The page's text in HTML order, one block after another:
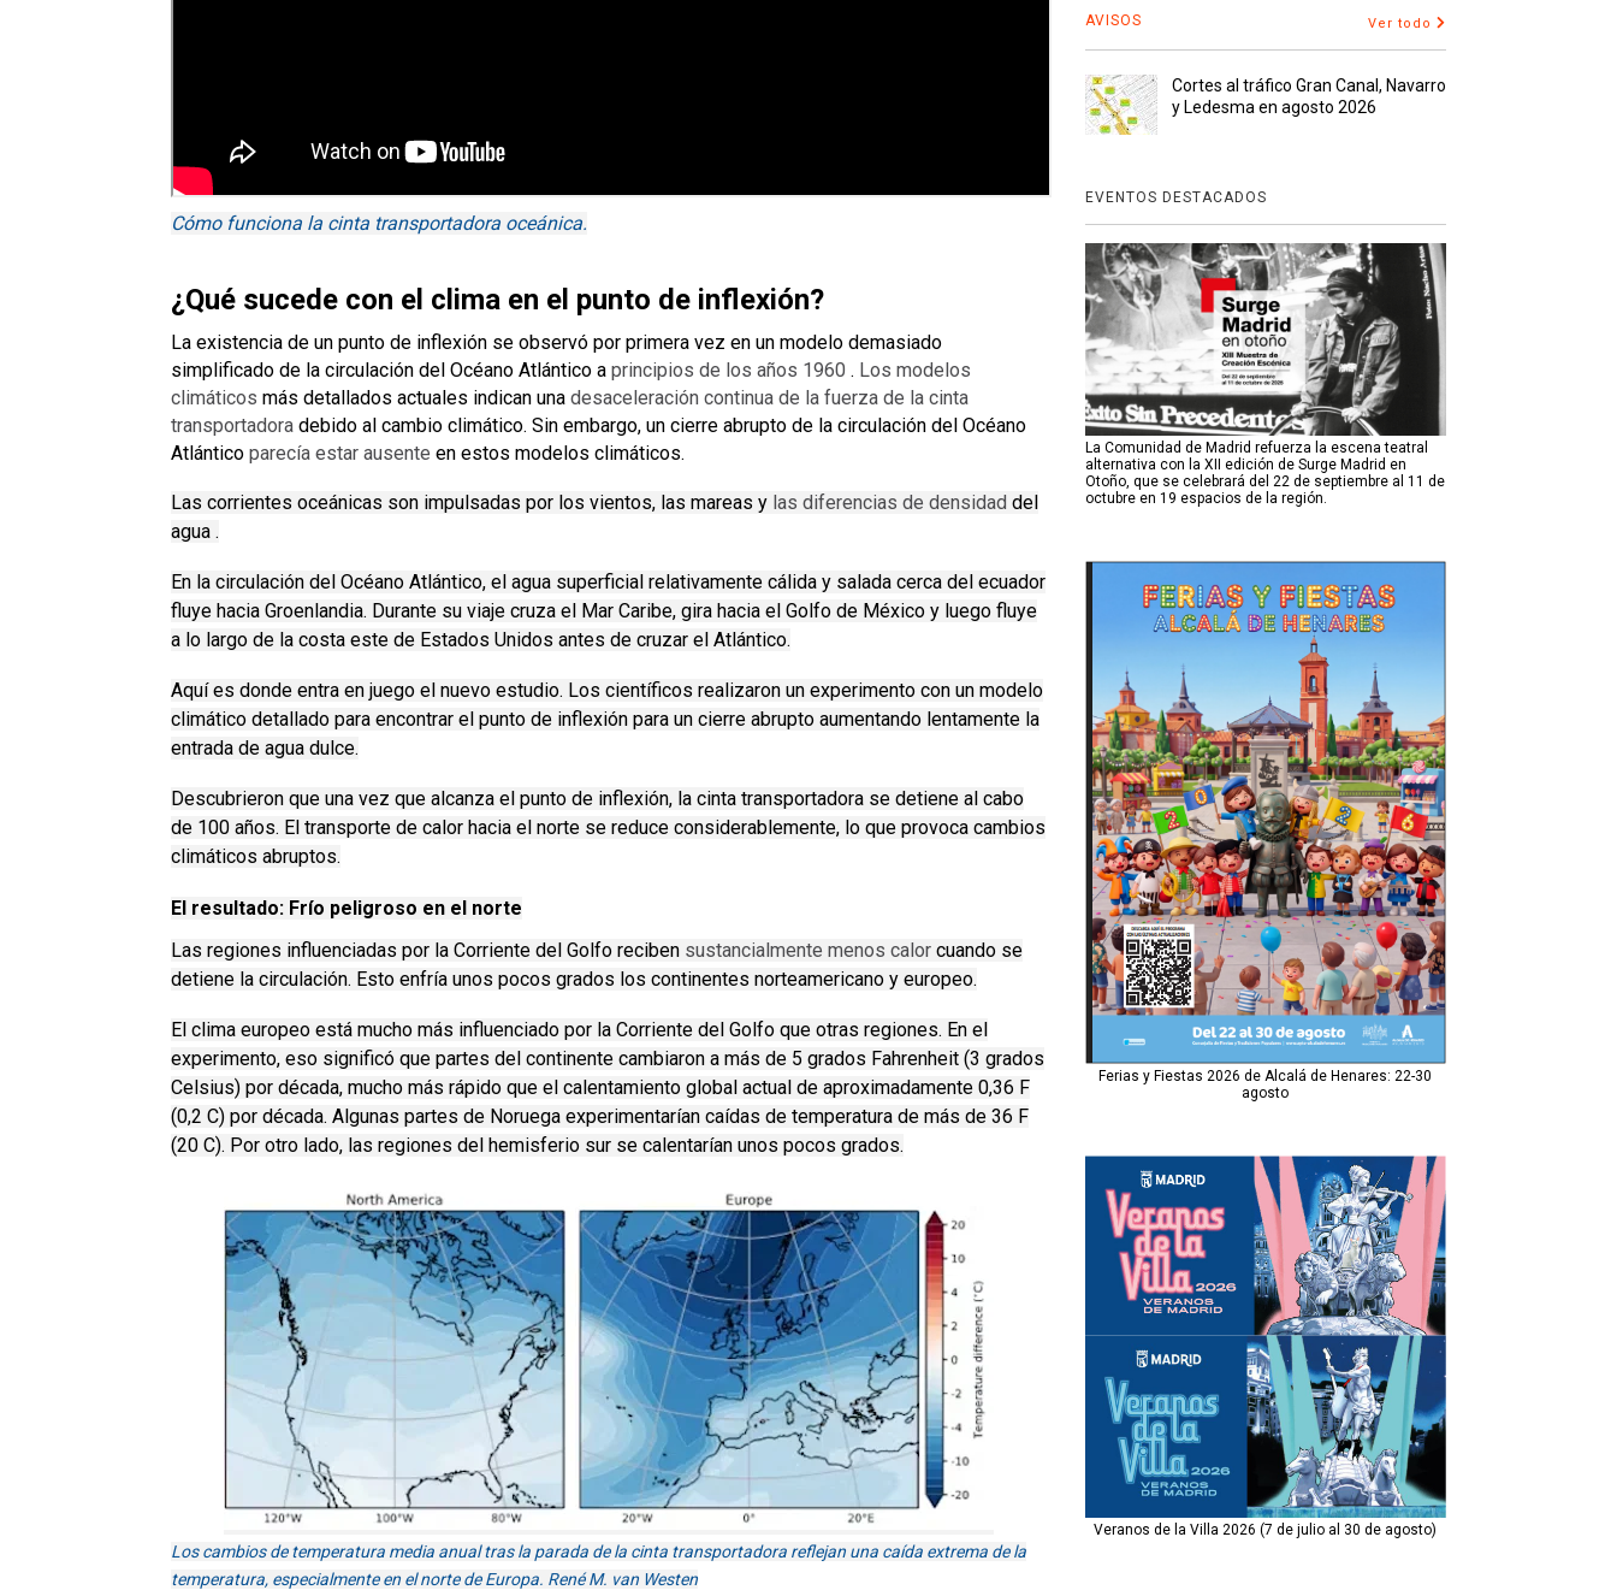
Cómo funciona la cinta transportadora oceánica.
¿Qué sucede con el clima en el punto de inflexión?
La existencia de un punto de inflexión se observó por primera vez en un modelo demasiado
simplificado de la circulación del Océano Atlántico a principios de los años 1960 . Los modelos
climáticos más detallados actuales indican una desaceleración continua de la fuerza de la cinta
transportadora debido al cambio climático. Sin embargo, un cierre abrupto de la circulación del Océano
Atlántico parecía estar ausente en estos modelos climáticos.
Las corrientes oceánicas son impulsadas por los vientos, las mareas y las diferencias de densidad del
agua .
En la circulación del Océano Atlántico, el agua superficial relativamente cálida y salada cerca del ecuador
fluye hacia Groenlandia. Durante su viaje cruza el Mar Caribe, gira hacia el Golfo de México y luego fluye
a lo largo de la costa este de Estados Unidos antes de cruzar el Atlántico.
Aquí es donde entra en juego el nuevo estudio. Los científicos realizaron un experimento con un modelo
climático detallado para encontrar el punto de inflexión para un cierre abrupto aumentando lentamente la
entrada de agua dulce.
Descubrieron que una vez que alcanza el punto de inflexión, la cinta transportadora se detiene al cabo
de 100 años. El transporte de calor hacia el norte se reduce considerablemente, lo que provoca cambios
climáticos abruptos.
El resultado: Frío peligroso en el norte
Las regiones influenciadas por la Corriente del Golfo reciben sustancialmente menos calor cuando se
detiene la circulación. Esto enfría unos pocos grados los continentes norteamericano y europeo.
El clima europeo está mucho más influenciado por la Corriente del Golfo que otras regiones. En el
experimento, eso significó que partes del continente cambiaron a más de 5 grados Fahrenheit (3 grados
Celsius) por década, mucho más rápido que el calentamiento global actual de aproximadamente 0,36 F
(0,2 C) por década. Algunas partes de Noruega experimentarían caídas de temperatura de más de 36 F
(20 C). Por otro lado, las regiones del hemisferio sur se calentarían unos pocos grados.
Los cambios de temperatura media anual tras la parada de la cinta transportadora reflejan una caída extrema de la
temperatura, especialmente en el norte de Europa. René M. van Westen
AVISOS Ver todo
Cortes al tráfico Gran Canal, Navarro
y Ledesma en agosto 2026
EVENTOS DESTACADOS
La Comunidad de Madrid refuerza la escena teatral
alternativa con la XII edición de Surge Madrid en
Otoño, que se celebrará del 22 de septiembre al 11 de
octubre en 19 espacios de la región.
Ferias y Fiestas 2026 de Alcalá de Henares: 22-30
agosto
Veranos de la Villa 2026 (7 de julio al 30 de agosto)